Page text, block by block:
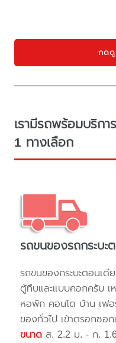
กดดู
เรามีรถพร้อมบริกา
1 ทางเลือก
รถขนของรถกระบะ
รถขนของกระบะตอนเดี
ตู้ทึบและแบบคอกครับ เ
หอพัก คอนโด บ้าน เฟอ
ของทั่วไป เข้าตรอกซอ
ขนาด ส. 2.2 ม. - ก.